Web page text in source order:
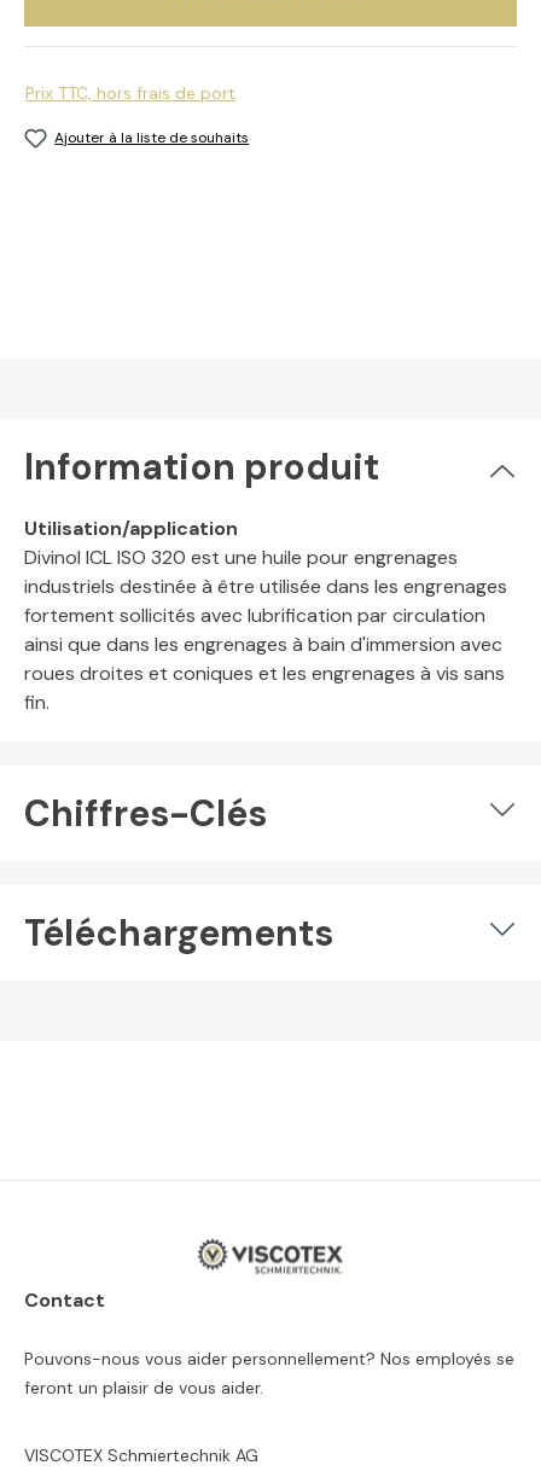
Prix TTC, hors frais de port
Ajouter à la liste de souhaits
Information produit
Utilisation/application
Divinol ICL ISO 320 est une huile pour engrenages
industriels destinée à être utilisée dans les engrenages
fortement sollicités avec lubrification par circulation
ainsi que dans les engrenages à bain d'immersion avec
roues droites et coniques et les engrenages à vis sans
fin.
Chiffres-Clés
Téléchargements
Contact
Pouvons-nous vous aider personnellement? Nos employés se
feront un plaisir de vous aider.
VISCOTEX Schmiertechnik AG